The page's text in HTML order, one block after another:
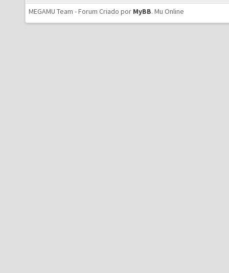
MEGAMU Team - Forum Criado por MyBB. Mu Online